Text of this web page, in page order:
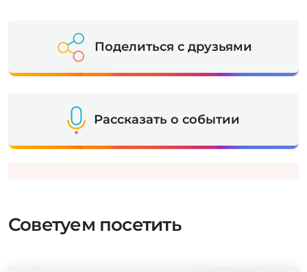
Поделиться с друзьями
Рассказать о событии
Советуем посетить